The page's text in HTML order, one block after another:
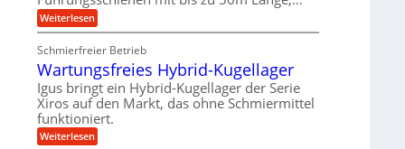
e
g
u
n
e
n
e
u
n
d
M
a
s
c
h
i
n
e
k
z
e
u
k
r
e
s
l
Weiterlesen:
K
g
e
l
s
c
h
i
e
Schmierfreier Betrieb
Wartungsfreies Hybrid-Kugellager
Igus bringt ein Hybrid-Kugellager der Serie
Xiros auf den Markt, das ohne Schmiermittel
funktioniert.
Weiterlesen: